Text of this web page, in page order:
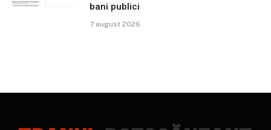
bani publici
7 august 2026